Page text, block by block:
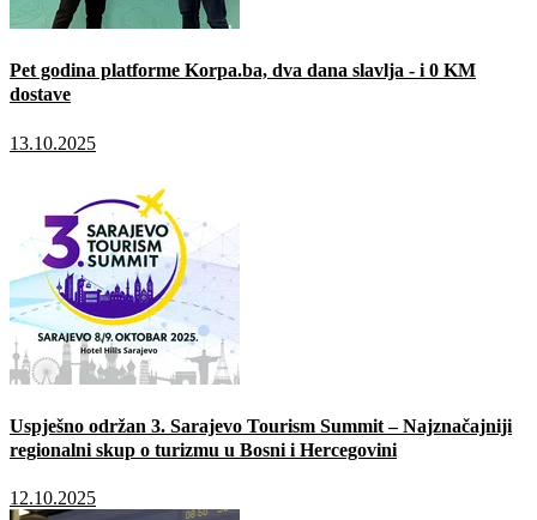
Pet godina platforme Korpa.ba, dva dana slavlja - i 0 KM
dostave
13.10.2025
Uspješno održan 3. Sarajevo Tourism Summit – Najznačajniji
regionalni skup o turizmu u Bosni i Hercegovini
12.10.2025